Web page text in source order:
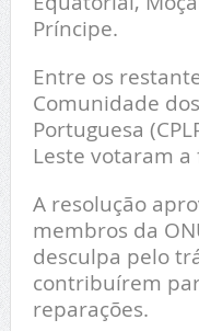
Príncipe.
Entre os
Comunidade
Portuguesa
Leste votaram a
A resolução
membros da
desculpa pelo
contribuírem
reparações.